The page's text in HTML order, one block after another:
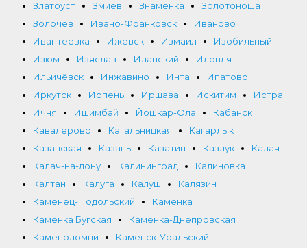
Златоуст Змиёв Знаменка
Золотоноша
Золочев
Ивано-Франковск
Иваново
Ивантеевка
Ижевск Измаил
Изобильный
Изюм
Изяслав Иланский
Иловля
Ильичёвск
Инжавино Инта
Ипатово
Иркутск
Ирпень Иршава Искитим
Истра
Ичня
Ишимбай Йошкар-Ола
Кабанск
Кавалерово
Кагальницкая
Кагарлык
Казанская
Казань Казатин Казлук
Калач
Калач-на-дону
Калининград
Калиновка
Калтан
Калуга Калуш
Калязин
Каменец-Подольский
Каменка
Каменка Бугская
Каменка-Днепровская
Каменоломни
Каменск-Уральский